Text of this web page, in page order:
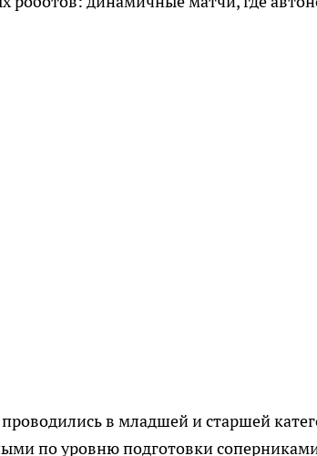
в младшей и старшей
по уровню подготовки